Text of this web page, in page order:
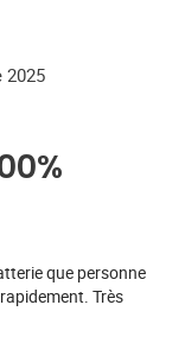
2025
que personne
Très